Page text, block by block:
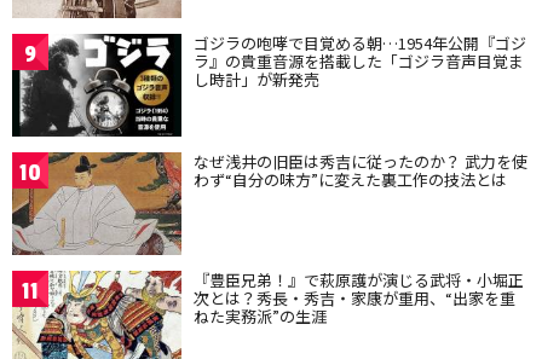
9 ゴジラの咆哮で目覚める朝…1954年公開『ゴジ
ラ』の貴重音源を搭載した「ゴジラ音声目覚ま
し時計」が新発売
10 なぜ浅井の旧臣は秀吉に従ったのか？ 武力を使
わず“自分の味方”に変えた裏工作の技法とは
11 『豊臣兄弟！』で萩原護が演じる武将・小堀正
次とは？秀長・秀吉・家康が重用、“出家を重
ねた実務派”の生涯